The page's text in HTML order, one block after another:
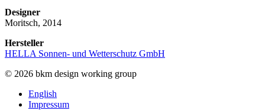
Designer
Moritsch, 2014
Hersteller
HELLA Sonnen- und Wetterschutz GmbH
© 2026 bkm design working group
English
Impressum